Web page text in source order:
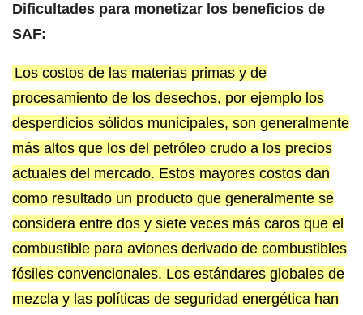
Dificultades para monetizar los beneficios de
SAF:
Los costos de las materias primas y de
procesamiento de los desechos, por ejemplo los
desperdicios sólidos municipales, son generalmente
más altos que los del petróleo crudo a los precios
actuales del mercado. Estos mayores costos dan
como resultado un producto que generalmente se
considera entre dos y siete veces más caros que el
combustible para aviones derivado de combustibles
fósiles convencionales. Los estándares globales de
mezcla y las políticas de seguridad energética han